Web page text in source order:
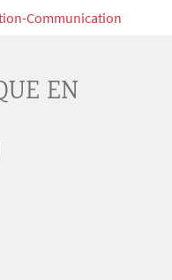
Communication
EN